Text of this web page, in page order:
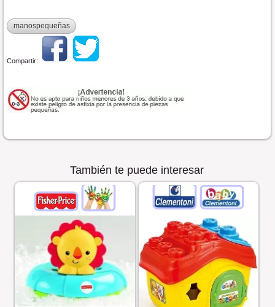
manospequeñas
Compartir:
También te puede interesar